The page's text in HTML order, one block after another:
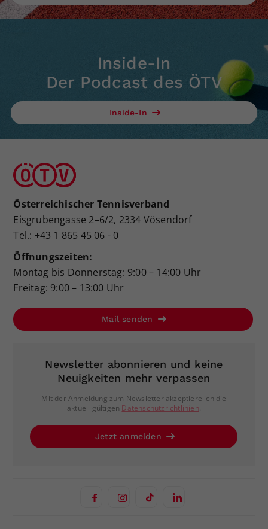
Inside-In
Der Podcast des ÖTV
Inside-In
Österreichischer Tennisverband
Eisgrubengasse 2–6/2, 2334 Vösendorf
Tel.: +43 1 865 45 06 - 0
Öffnungszeiten:
Montag bis Donnerstag: 9:00 – 14:00 Uhr
Freitag: 9:00 – 13:00 Uhr
Mail senden
Newsletter abonnieren und keine
Neuigkeiten mehr verpassen
Mit der Anmeldung zum Newsletter akzeptiere ich die
aktuell gültigen Datenschutzrichtlinien.
Jetzt anmelden